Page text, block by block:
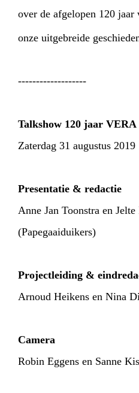
over de afgelopen 120
onze uitgebreide
-------------------
Talkshow 120 jaar VERA
Zaterdag 31 augustus 2019
Presentatie & redactie
Anne Jan Toonstra en Jelte
(Papegaaiduikers)
Projectleiding &
Arnoud Heikens en Nina
Camera
Robin Eggens en Sanne